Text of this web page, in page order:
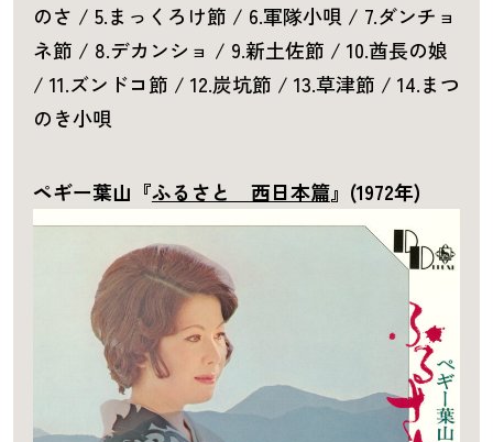
のさ / 5.まっくろけ節 / 6.軍隊小唄 / 7.ダンチョ
ネ節 / 8.デカンショ / 9.新土佐節 / 10.酋長の娘
/ 11.ズンドコ節 / 12.炭坑節 / 13.草津節 / 14.まつ
のき小唄
ペギー葉山『ふるさと 西日本篇』(1972年)